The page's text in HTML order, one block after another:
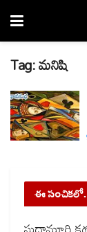
Tag:మనిషి
ఈ